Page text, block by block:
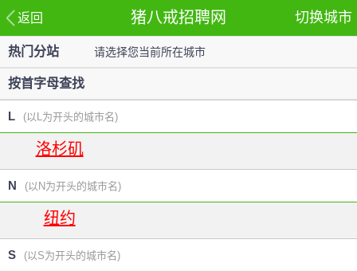
返回 切换城市
猪八戒招聘网
热门分站 请选择您当前所在城市
按首字母查找
L (以L为开头的城市名)
洛杉矶
N (以N为开头的城市名)
纽约
S (以S为开头的城市名)